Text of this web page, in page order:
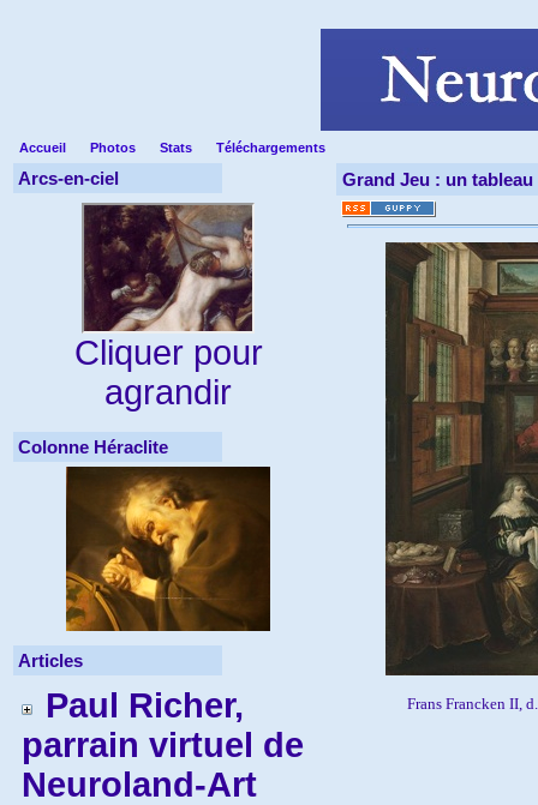
Accueil Photos Stats Téléchargements
Arcs-en-ciel
Cliquer pour
agrandir
Colonne Héraclite
Articles
Paul Richer,
parrain virtuel de
Neuroland-Art
Grand Jeu : un
Frans Francken II,